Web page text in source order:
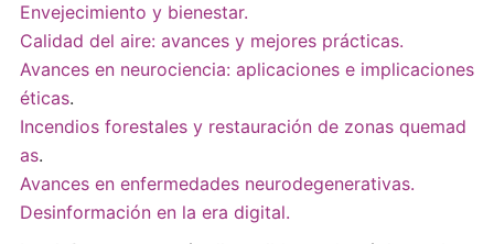
Envejecimiento y bienestar.
Calidad del aire: avances y mejores prácticas.
Avances en neurociencia: aplicaciones e implicaciones
éticas.
Incendios forestales y restauración de zonas quemad
as.
Avances en enfermedades neurodegenerativas.
Desinformación en la era digital.